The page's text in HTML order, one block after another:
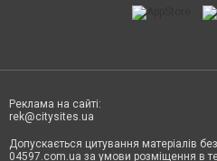
Реклама на сайті:
rek@citysites.ua
Допускається цитування матеріалів
04597.com.ua за умови розміщення в